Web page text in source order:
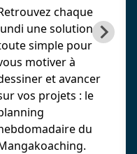
chaque
une solution
simple pour
motiver à
et avancer
vos projets : le
du